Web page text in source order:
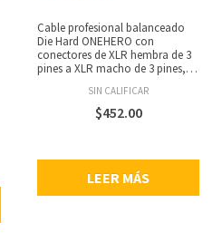
Cable profesional balanceado
Die Hard ONEHERO con
conectores de XLR hembra de 3
pines a XLR macho de 3 pines,
de alta conductividad, dos
conductores de cobre desnudo
de 0.34 mm2, primer blindaje de
estañado denso trenzado de 128
x 0.10, longitud del cable: 5
SIN CALIFICAR
$452.00
LEER MÁS